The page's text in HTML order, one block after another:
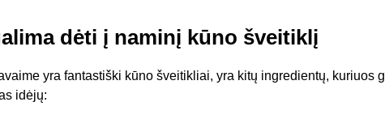
dėti į naminį kūno šveitiklį
yra fantastiški kūno šveitikliai, yra kitų ingredientų, kuriuos
idėjų: